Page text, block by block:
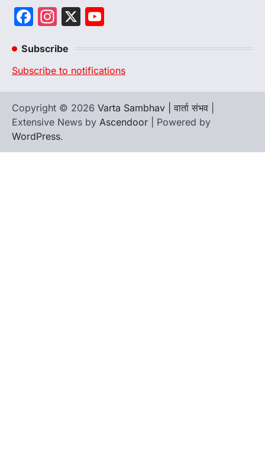
Facebook
Instagram
X
Subscribe
Subscribe to notifications
Copyright © 2026 Varta Sambhav | वार्ता संभव
Extensive News by Ascendoor | Powered by
WordPress.